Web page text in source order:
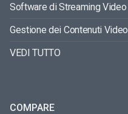
Software di Streaming Video
Gestione dei Contenuti Video
VEDI TUTTO
COMPARE